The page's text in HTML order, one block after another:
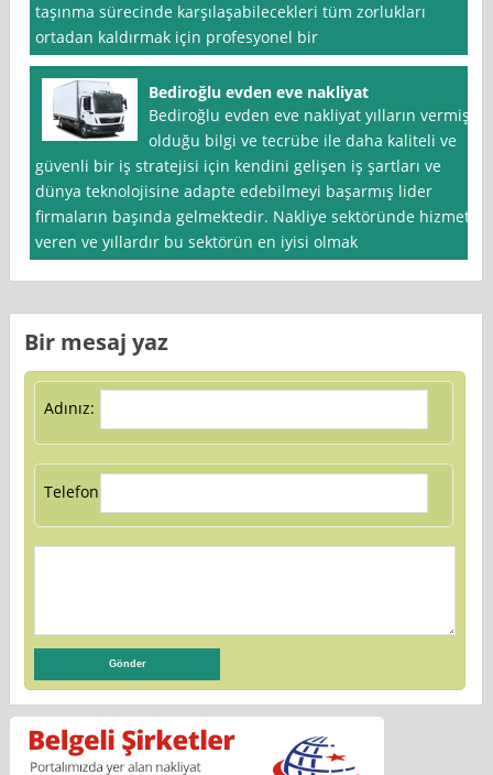
taşınma sürecinde karşılaşabilecekleri tüm zorlukları
ortadan kaldırmak için profesyonel bir
Bediroğlu evden eve nakliyat
Bediroğlu evden eve nakliyat yılların vermiş
olduğu bilgi ve tecrübe ile daha kaliteli ve
güvenli bir iş stratejisi için kendini gelişen iş şartları ve
dünya teknolojisine adapte edebilmeyi başarmış lider
firmaların başında gelmektedir. Nakliye sektöründe hizmet
veren ve yıllardır bu sektörün en iyisi olmak
Bir mesaj yaz
Adınız:
Telefon: